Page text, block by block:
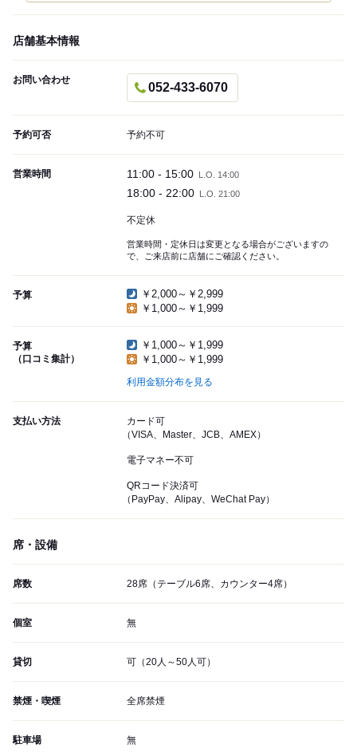
店舗基本情報
お問い合わせ
052-433-6070
予約可否 予約不可
営業時間 11:00 - 15:00 L.O. 14:00
18:00 - 22:00 L.O. 21:00
不定休
営業時間・定休日は変更となる場合がございますの
で、ご来店前に店舗にご確認ください。
予算
￥2,000～￥2,999
￥1,000～￥1,999
予算
（口コミ集計）
￥1,000～￥1,999
￥1,000～￥1,999
利用金額分布を見る
支払い方法
カード可
（VISA、Master、JCB、AMEX）
電子マネー不可
QRコード決済可
（PayPay、Alipay、WeChat Pay）
席・設備
席数 28席（テーブル6席、カウンター4席）
個室 無
貸切 可（20人～50人可）
禁煙・喫煙 全席禁煙
駐車場 無